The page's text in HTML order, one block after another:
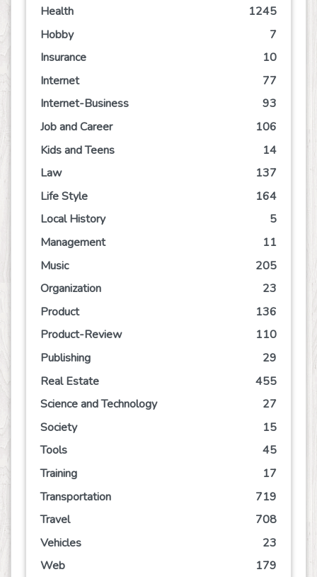
Health
1245
Hobby
7
Insurance
10
Internet
77
Internet-Business
93
Job and Career
106
Kids and Teens
14
Law
137
Life Style
164
Local History
5
Management
11
Music
205
Organization
23
Product
136
Product-Review
110
Publishing
29
Real Estate
455
Science and Technology
27
Society
15
Tools
45
Training
17
Transportation
719
Travel
708
Vehicles
23
Web
179